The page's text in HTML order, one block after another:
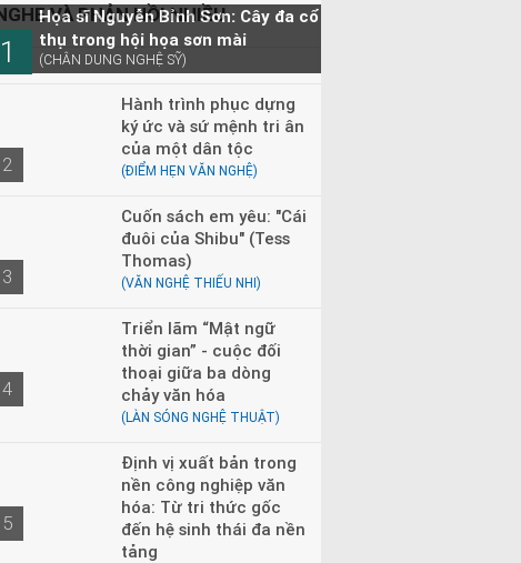
VÀ PHẢN HỒI NHIỀU
1
Họa sĩ Nguyễn Bỉnh Sơn: Cây đa cổ
thụ trong hội họa sơn mài
(CHÂN DUNG NGHỆ SỸ)
2
Hành trình phục dựng
ký ức và sứ mệnh tri ân
của một dân tộc
(ĐIỂM HẸN VĂN NGHỆ)
3
Cuốn sách em yêu: "Cái
đuôi của Shibu" (Tess
Thomas)
(VĂN NGHỆ THIẾU NHI)
4
Triển lãm “Mật ngữ
thời gian” - cuộc đối
thoại giữa ba dòng
chảy văn hóa
(LÀN SÓNG NGHỆ THUẬT)
5
Định vị xuất bản trong
nền công nghiệp văn
hóa: Từ tri thức gốc
đến hệ sinh thái đa nền
tảng